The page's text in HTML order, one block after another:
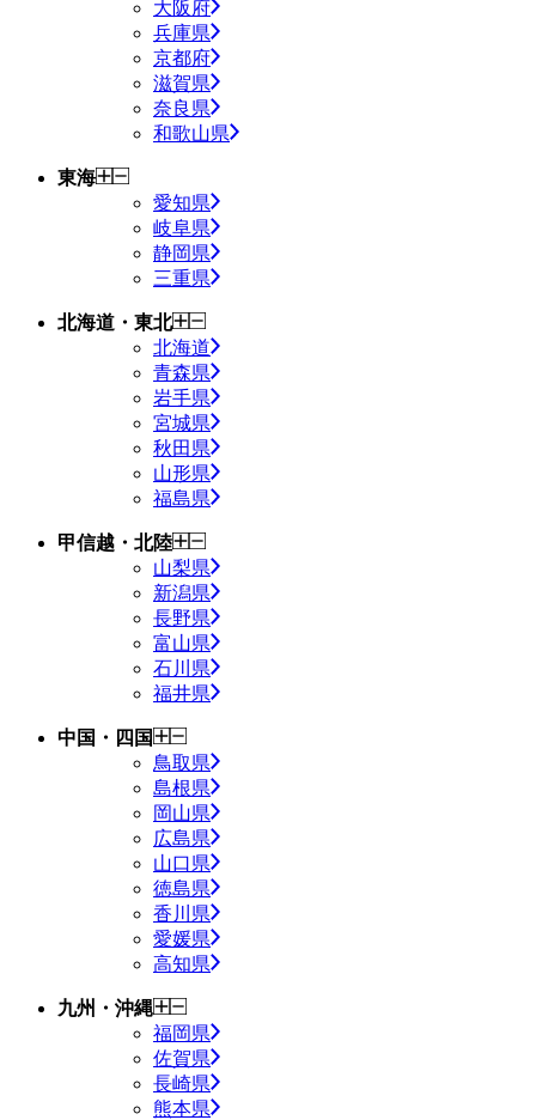
大阪府
兵庫県
京都府
滋賀県
奈良県
和歌山県
東海
愛知県
岐阜県
静岡県
三重県
北海道・東北
北海道
青森県
岩手県
宮城県
秋田県
山形県
福島県
甲信越・北陸
山梨県
新潟県
長野県
富山県
石川県
福井県
中国・四国
鳥取県
島根県
岡山県
広島県
山口県
徳島県
香川県
愛媛県
高知県
九州・沖縄
福岡県
佐賀県
長崎県
熊本県